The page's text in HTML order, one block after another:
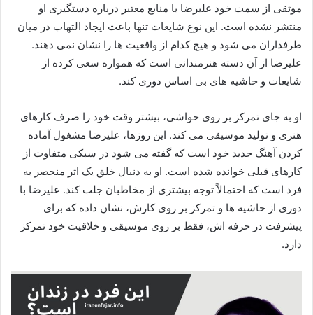
موثقی از سمت خود علیرضا یا منابع معتبر درباره دستگیری او
منتشر نشده است. این نوع شایعات تنها باعث ایجاد التهاب در میان
طرفداران می‌ شود و هیچ‌ کدام از واقعیت‌ ها را نشان نمی‌ دهند.
علیرضا از آن دسته هنرمندانی است که همواره سعی کرده از
شایعات و حاشیه‌ های بی‌ اساس دوری کند.
او به جای تمرکز بر روی حواشی، بیشتر وقت خود را صرف کارهای
هنری و تولید موسیقی می‌ کند. این روزها، علیرضا مشغول آماده
کردن آهنگ جدید خود است که گفته می‌ شود در سبکی متفاوت از
کارهای قبلی‌ خوانده شده است. او به دنبال خلق یک اثر منحصر به
فرد است که احتمالاً توجه بیشتری از مخاطبان جلب کند. علیرضا با
دوری از حاشیه‌ ها و تمرکز بر روی کارش، نشان داده که برای
پیشرفت در حرفه‌ اش، فقط بر روی موسیقی و خلاقیت خود تمرکز
دارد.